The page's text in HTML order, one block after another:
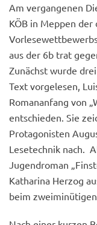
Am vergangenen
KÖB in Meppen
aus der 6b trat
Zunächst wurde
Text vorgelesen,
Romananfang von
entschieden. Sie
Protagonisten
Lesetechnik nach.
Jugendroman
Katharina Herzog
beim zweiminütigen